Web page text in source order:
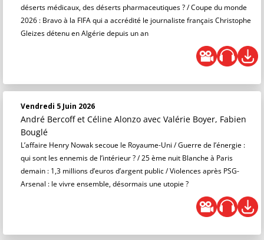
déserts médicaux, des déserts pharmaceutiques ? / Coupe du monde
2026 : Bravo à la FIFA qui a accrédité le journaliste français Christophe
Gleizes détenu en Algérie depuis un an
Vendredi 5 Juin 2026
André Bercoff et Céline Alonzo avec Valérie Boyer, Fabien
Bouglé
L’affaire Henry Nowak secoue le Royaume-Uni / Guerre de l’énergie :
qui sont les ennemis de l’intérieur ? / 25 ème nuit Blanche à Paris
demain : 1,3 millions d’euros d’argent public / Violences après PSG-
Arsenal : le vivre ensemble, désormais une utopie ?